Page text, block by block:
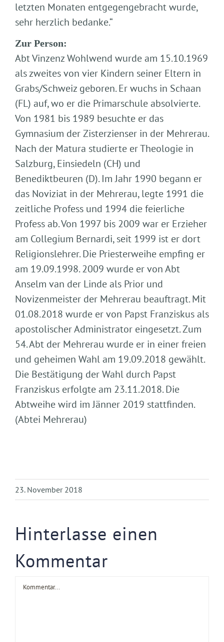
letzten Monaten entgegengebracht wurde,
sehr herzlich bedanke.“
Zur Person:
Abt Vinzenz Wohlwend wurde am 15.10.1969
als zweites von vier Kindern seiner Eltern in
Grabs/Schweiz geboren. Er wuchs in Schaan
(FL) auf, wo er die Primarschule absolvierte.
Von 1981 bis 1989 besuchte er das
Gymnasium der Zisterzienser in der Mehrerau.
Nach der Matura studierte er Theologie in
Salzburg, Einsiedeln (CH) und
Benediktbeuren (D). Im Jahr 1990 begann er
das Noviziat in der Mehrerau, legte 1991 die
zeitliche Profess und 1994 die feierliche
Profess ab. Von 1997 bis 2009 war er Erzieher
am Collegium Bernardi, seit 1999 ist er dort
Religionslehrer. Die Priesterweihe empfing er
am 19.09.1998. 2009 wurde er von Abt
Anselm van der Linde als Prior und
Novizenmeister der Mehrerau beauftragt. Mit
01.08.2018 wurde er von Papst Franziskus als
apostolischer Administrator eingesetzt. Zum
54. Abt der Mehrerau wurde er in einer freien
und geheimen Wahl am 19.09.2018 gewählt.
Die Bestätigung der Wahl durch Papst
Franziskus erfolgte am 23.11.2018. Die
Abtweihe wird im Jänner 2019 stattfinden.
(Abtei Mehrerau)
23. November 2018
Hinterlasse einen
Kommentar
Kommentar